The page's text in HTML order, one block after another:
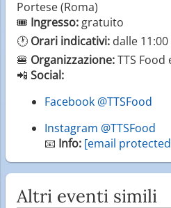
Portese (Roma)
🎟️ Ingresso: gratuito
🕐 Orari indicativi: dalle
🍔 Organizzazione:TTS Food
📲 Social:
Facebook @TTSFood
Instagram @TTSFood
📧 Info: [email
Altri eventi simili